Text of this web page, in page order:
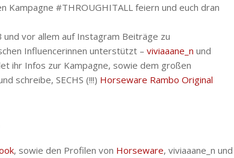
Kampagne #THROUGHITALL feiern und euch dran
vor allem auf Instagram Beiträge zu
Influencerinnen unterstützt – viviaaane_n und
ihr Infos zur Kampagne, sowie dem großen
schreibe, SECHS (!!!) Horseware Rambo Original
, sowie den Profilen von Horseware, viviaaane_n und